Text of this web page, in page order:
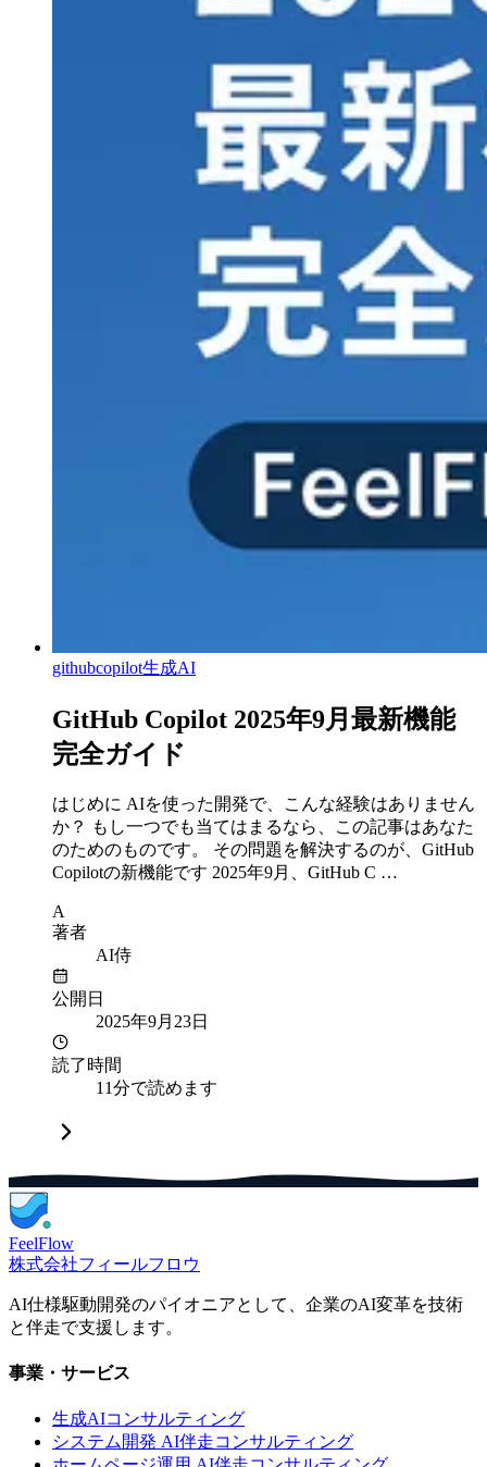
githubcopilot生成AI
GitHub Copilot 2025年9月最新機能
完全ガイド
はじめに AIを使った開発で、こんな経験はありません
か？ もし一つでも当てはまるなら、この記事はあなた
のためのものです。 その問題を解決するのが、GitHub
Copilotの新機能です 2025年9月、GitHub C …
A
著者
AI侍
公開日
2025年9月23日
読了時間
11分で読めます
FeelFlow
株式会社フィールフロウ
AI仕様駆動開発のパイオニアとして、企業のAI変革を技術
と伴走で支援します。
事業・サービス
生成AIコンサルティング
システム開発 AI伴走コンサルティング